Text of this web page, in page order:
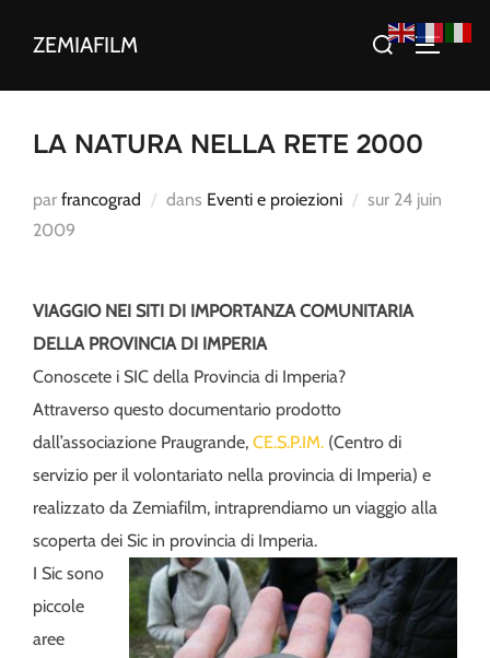
ZEMIAFILM Rechercher :
LA NATURA NELLA RETE 2000
par francograd dans Eventi e proiezioni sur Publié
24 juin
2009
VIAGGIO NEI SITI DI IMPORTANZA COMUNITARIA
DELLA PROVINCIA DI IMPERIA
Conoscete i SIC della Provincia di Imperia?
Attraverso questo documentario prodotto
dall’associazione Praugrande, CE.S.P.IM. (Centro di
servizio per il volontariato nella provincia di Imperia) e
realizzato da Zemiafilm, intraprendiamo un viaggio alla
scoperta dei Sic in provincia di Imperia.
I Sic sono
piccole
aree